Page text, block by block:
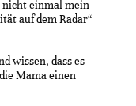
nicht einmal mein
auf dem Radar“
wissen, dass es
Mama einen